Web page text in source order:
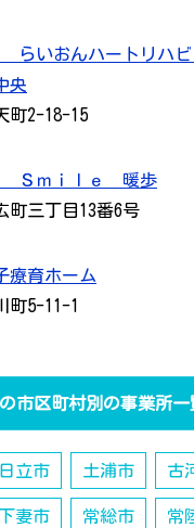
らいおんハートリハ
央
町2-18-15
Ｓｍｉｌｅ 暖歩
町三丁目13番6号
療育ホーム
町5-11-1
市区町村別の事業所一
日立市 土浦市 古
下妻市 常総市 常